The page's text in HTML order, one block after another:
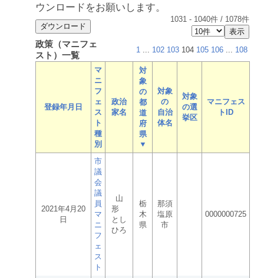
ウンロードをお願いします。
1031 - 1040件 / 1078件
政策（マニフェ
スト）一覧
1 ... 102 103 104 105 106 ... 108
登録年月日
マ
ニ
フ
ェ
ス
ト
種
別
政治
家名
対
象
の
都
道
府
県
▼
対象
の
自治
体名
対象
の選
挙区
マニフェス
トID
2021年4月20
日
市
議
会
議
員
マ
ニ
フ
ェ
ス
ト
山
形
とし
ひろ
栃
木
県
那須
塩原
市
0000000725